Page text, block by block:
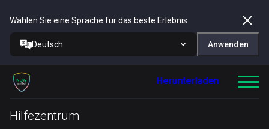
Wählen Sie eine Sprache für das beste Erlebnis
Deutsch Anwenden
Herunterladen
Hilfezentrum